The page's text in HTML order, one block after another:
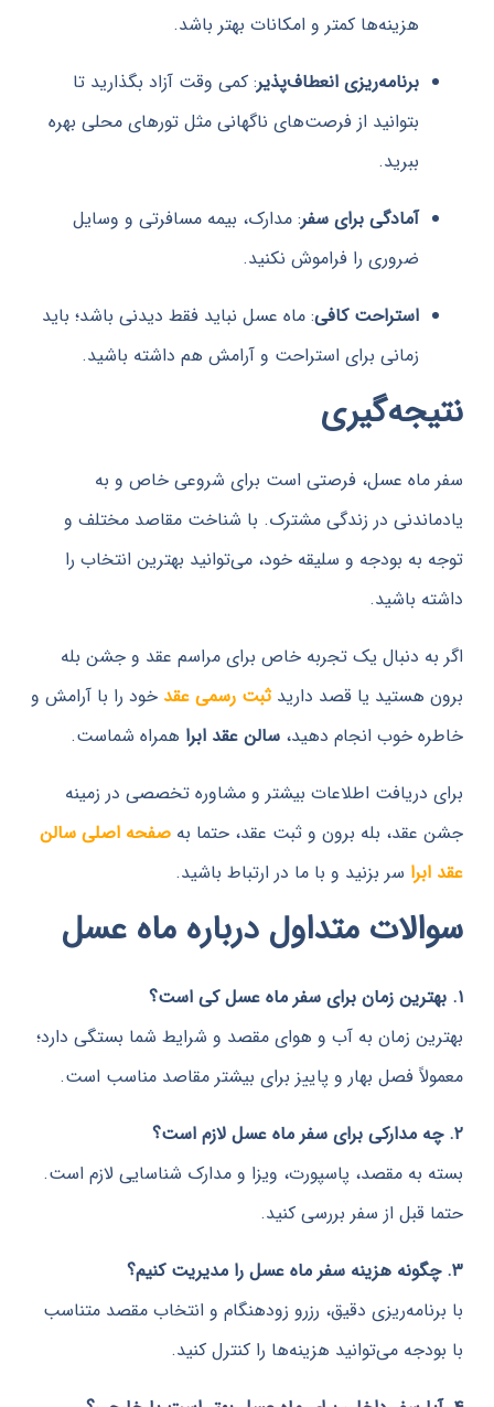
هزینه‌ها کمتر و امکانات بهتر باشد.
برنامه‌ریزی انعطاف‌پذیر: کمی وقت آزاد بگذارید تا
بتوانید از فرصت‌های ناگهانی مثل تورهای محلی بهره
آمادگی برای سفر : مدارک، بیمه مسافرتی و وسایل
ضروری را فراموش نکنید.
استراحت کافی: ماه عسل نباید فقط دیدنی باشد؛ باید
زمانی برای استراحت و آرامش هم داشته باشید.
عسل، فرصتی است برای شروعی خاص و به
در زندگی مشترک. با شناخت مقاصد مختلف و
بودجه و سلیقه خود، می‌توانید بهترین انتخاب را
باشید.
دنبال یک تجربه خاص برای مراسم عقد و جشن بله
یا قصد داریدثبت رسمی عقدخود را با آرامش و
خوب انجام دهید،سالن عقد ابراهمراه شماست.
اطلاعات بیشتر و مشاوره تخصصی در زمینه
بله برون و ثبت عقد، حتما بهصفحه اصلی سالن
سر بزنید و با ما در ارتباط باشید.
متداول درباره ماه عسل
زمان به آب و هوای مقصد و شرایط شما بستگی دارد؛
فصل بهار و پاییز برای بیشتر مقاصد مناسب است.
مقصد، پاسپورت، ویزا و مدارک شناسایی لازم است.
از سفر بررسی کنید.
دقیق، رزرو زودهنگام و انتخاب مقصد متناسب
می‌توانید هزینه‌ها را کنترل کنید.